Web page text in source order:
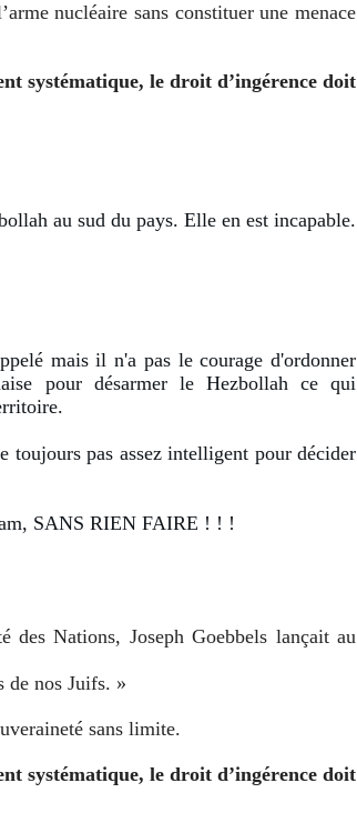
nucléaire sans constituer une menace
systématique, le droit d’ingérence doit
au sud du pays. Elle en est incapable.
mais il n'a pas le courage d'ordonner
pour désarmer le Hezbollah ce qui
pas assez intelligent pour décider
SANS RIEN FAIRE ! ! !
des Nations, Joseph Goebbels lançait au
de nos Juifs. »
sans limite.
systématique, le droit d’ingérence doit